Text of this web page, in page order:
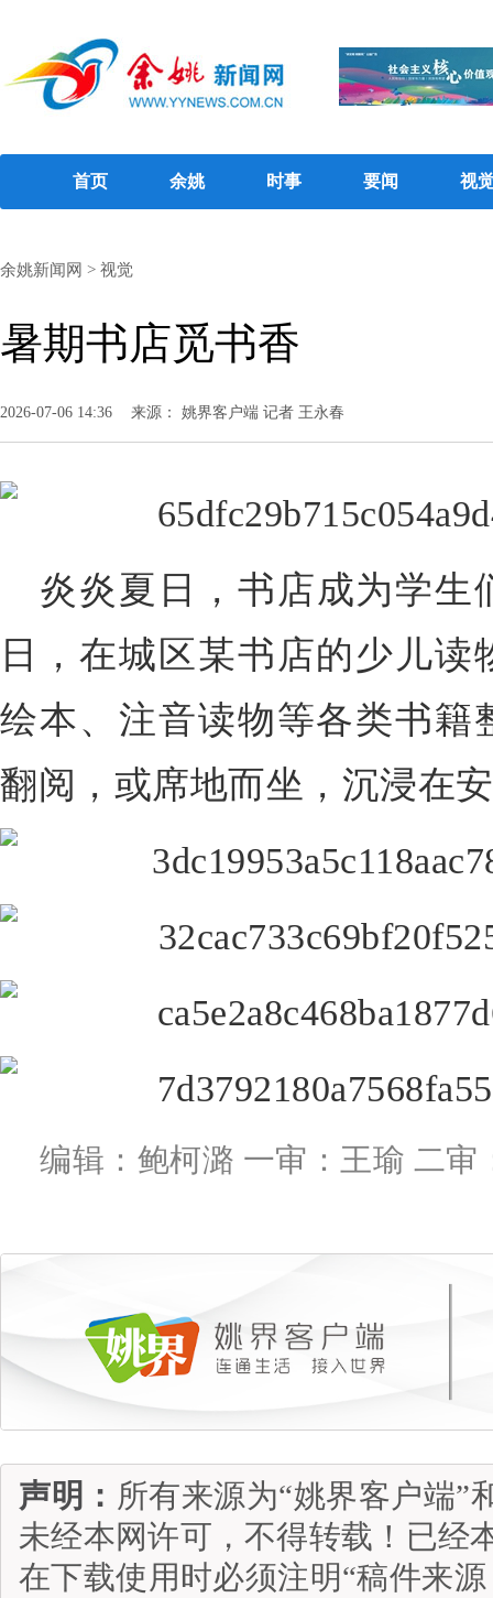
首页 余姚 时事 要闻 视
余姚新闻网 > 视觉
暑期书店觅书香
2026-07-06 14:36 来源： 姚界客户端 记者 王永春
炎炎夏日，书店成为学生
日， 在城区某书店的少儿读
绘本、注音读物等各类书籍
翻阅，或席地而坐，沉浸在
编辑：鲍柯潞 一审：王瑜 二审
声明： 所有来源为“姚界客户端”
未经本网许可，不得转载！已经
在下载使用时必须注明“稿件来